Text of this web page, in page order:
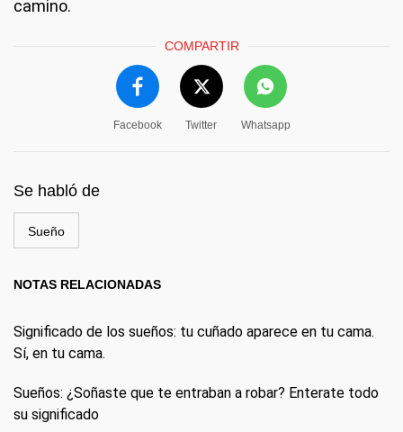
camino.
COMPARTIR
Facebook Twitter Whatsapp
Se habló de
Sueño
NOTAS RELACIONADAS
Significado de los sueños: tu cuñado aparece en tu cama.
Sí, en tu cama.
Sueños: ¿Soñaste que te entraban a robar? Enterate todo
su significado